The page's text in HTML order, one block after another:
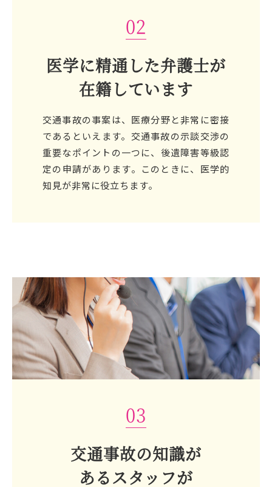
02
医学に精通した弁護士が
在籍しています
交通事故の事案は、医療分野と非常に密接
であるといえます。交通事故の示談交渉の
重要なポイントの一つに、後遺障害等級認
定の申請があります。このときに、医学的
知見が非常に役立ちます。
03
交通事故の知識が
あるスタッフが